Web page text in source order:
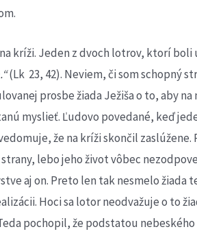
kríži. Jeden z dvoch lotrov, ktorí boli
(Lk 23, 42). Neviem, či som schopný
prosbe žiada Ježiša o to, aby na
myslieť. Ľudovo povedané, keď
že na kríži skončil zaslúžene.
lebo jeho život vôbec
aj on. Preto len tak nesmelo žiada
Hoci sa lotor neodvažuje o to
pochopil, že podstatou